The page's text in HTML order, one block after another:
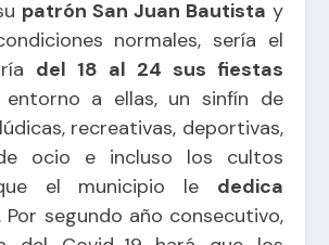
patrón San Juan Bautista y
normales, sería el
del 18 al 24 sus fiestas
a ellas, un sinfín de
recreativas, deportivas,
ocio e incluso los cultos
el municipio le dedica
. Por segundo año consecutivo,